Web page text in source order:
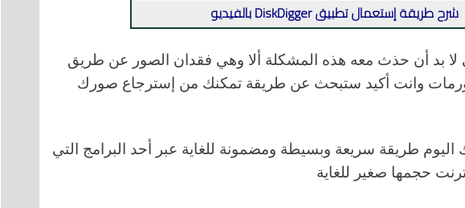
شرح طريقة إستعمال تطبيق DiskDigger بالفيديو
بد أن حذث معه هذه المشكلة ألا وهي فقدان الصور عن طريق
وانت أكيد ستبحث عن طريقة تمكنك من إسترجاع صورك
طريقة سريعة وبسيطة ومضمونة للغاية عبر أحد البرامج التي
حجمها صغير للغاية